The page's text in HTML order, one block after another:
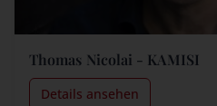
Thomas Nicolai - KAMISI
Details ansehen